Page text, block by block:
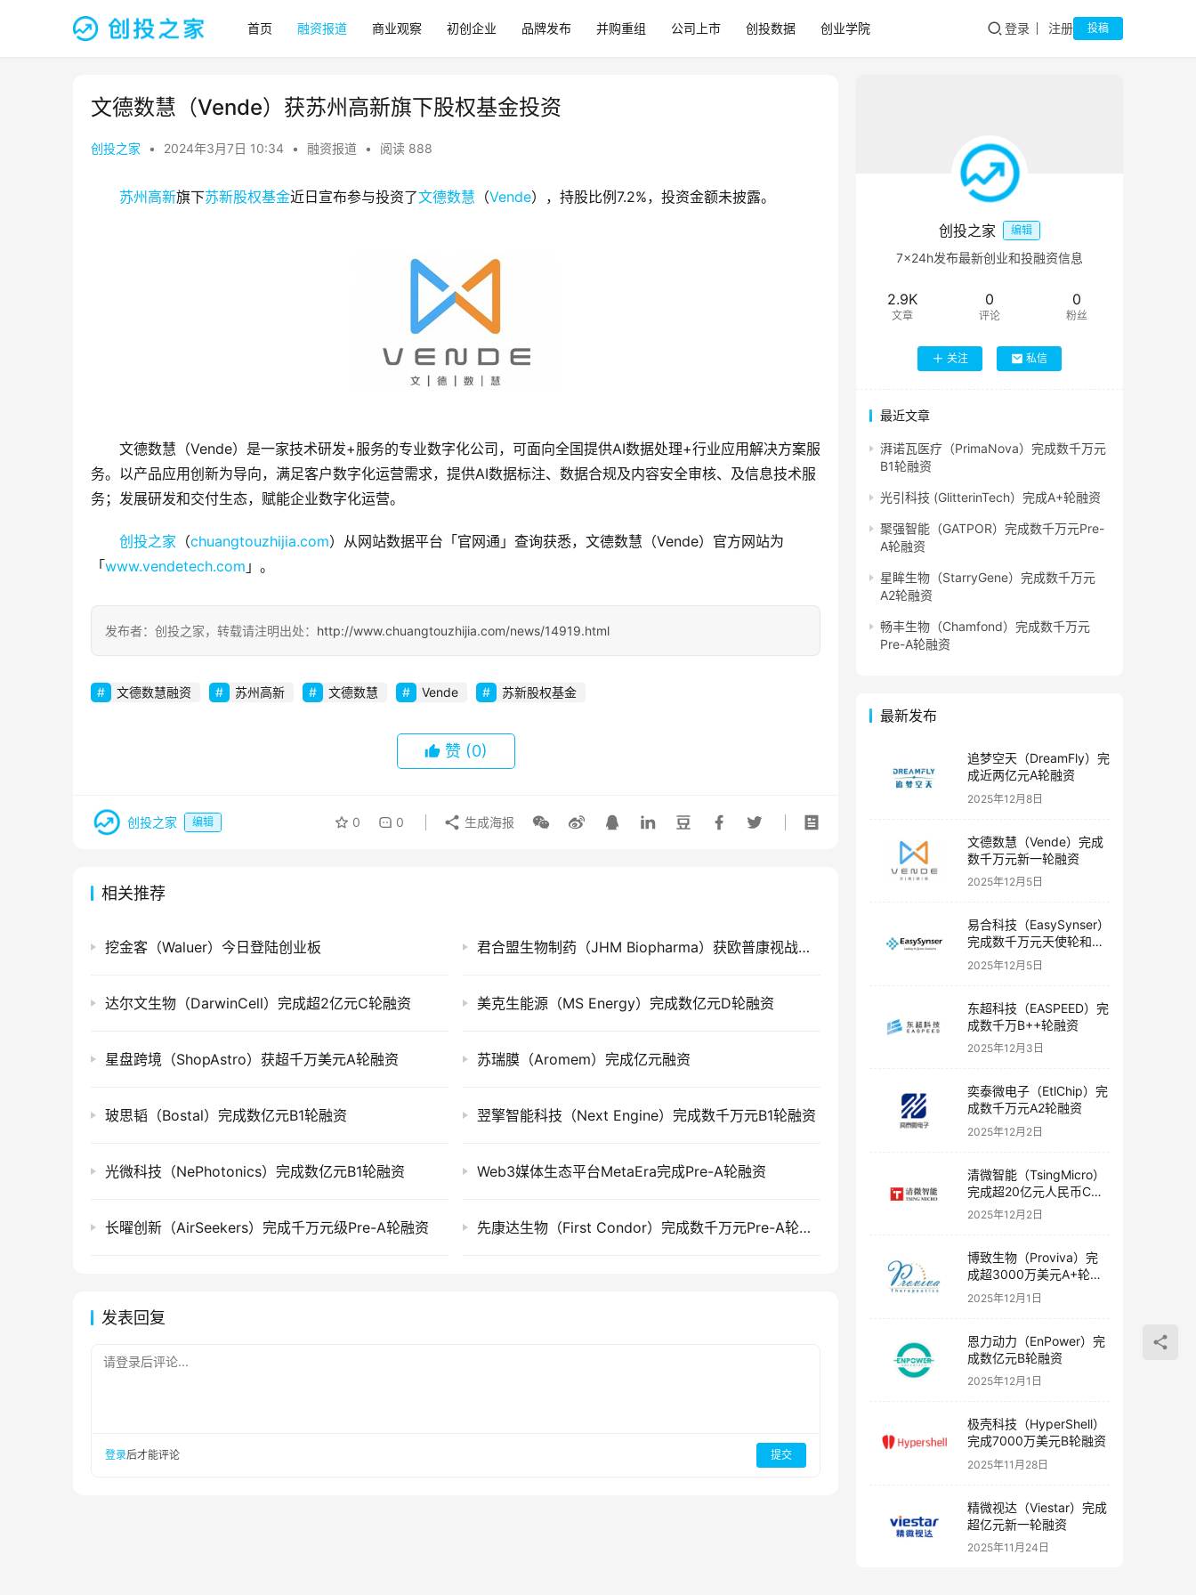
首页 融资报道 商业观察 初创企业 品牌发布 并购重组 公司上市 创投数据 创业学院 登录 注册 投稿
文德数慧（Vende）获苏州高新旗下股权基金投资
创投之家 • 2024年3月7日 10:34 • 融资报道 • 阅读 888
苏州高新旗下苏新股权基金近日宣布参与投资了文德数慧 （Vende），持股比例7.2%，投资金额未披露。
文德数慧（Vende）是一家技术研发+服务的专业数字化公司，可面向全国提供AI数据处理+行业应用解决方案服
务。以产品应用创新为导向，满足客户数字化运营需求，提供AI数据标注、数据合规及内容安全审核、及信息技术服
务；发展研发和交付生态，赋能企业数字化运营。
创投之家 （chuangtouzhijia.com）从网站数据平台「官网通」查询获悉，文德数慧（Vende）官方网站为
「www.vendetech.com 」。
发布者：创投之家，转载请注明出处： http://www.chuangtouzhijia.com/news/14919.html
文德数慧融资 苏州高新 文德数慧 Vende 苏新股权基金
赞 (0)
创投之家 编辑 0 0 生成海报
相关推荐
挖金客（Waluer）今日登陆创业板 君合盟生物制药（JHM Biopharma）获欧普康视战略投资
达尔文生物（DarwinCell）完成超2亿元C轮融资 美克生能源（MS Energy）完成数亿元D轮融资
星盘跨境（ShopAstro）获超千万美元A轮融资 苏瑞膜（Aromem）完成亿元融资
玻思韬（Bostal）完成数亿元B1轮融资 翌擎智能科技（Next Engine）完成数千万元B1轮融资
光微科技（NePhotonics）完成数亿元B1轮融资 Web3媒体生态平台MetaEra完成Pre-A轮融资
长曜创新（AirSeekers）完成千万元级Pre-A轮融资 先康达生物（First Condor）完成数千万元Pre-A轮融资
发表回复
请登录后评论...
登录后才能评论 提交
创投之家 编辑
7×24h发布最新创业和投融资信息
2.9K
文章
0
评论
0
粉丝
关注 私信
最近文章
湃诺瓦医疗（PrimaNova）完成数千万元
B1轮融资
光引科技 (GlitterinTech）完成A+轮融资
聚强智能（GATPOR）完成数千万元Pre-
A轮融资
星眸生物（StarryGene）完成数千万元
A2轮融资
畅丰生物（Chamfond）完成数千万元
Pre-A轮融资
最新发布
追梦空天（DreamFly）完
成近两亿元A轮融资
2025年12月8日
文德数慧（Vende）完成
数千万元新一轮融资
2025年12月5日
易合科技（EasySynser）
完成数千万元天使轮和天
使+轮融资
2025年12月5日
东超科技（EASPEED）完
成数千万B++轮融资
2025年12月3日
奕泰微电子（EtlChip）完
成数千万元A2轮融资
2025年12月2日
清微智能（TsingMicro）
完成超20亿元人民币C轮
融资
2025年12月2日
博致生物（Proviva）完
成超3000万美元A+轮融
资
2025年12月1日
恩力动力（EnPower）完
成数亿元B轮融资
2025年12月1日
极壳科技（HyperShell）
完成7000万美元B轮融资
2025年11月28日
精微视达（Viestar）完成
超亿元新一轮融资
2025年11月24日